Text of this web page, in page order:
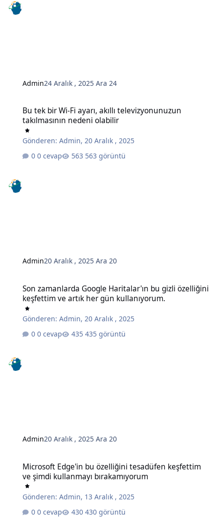
Admin24 Aralık , 2025Ara 24
Bu tek bir Wi-Fi ayarı, akıllı televizyonunuzun
takılmasının nedeni olabilir
Gönderen:Admin,20 Aralık , 2025
0 cevap
563 görüntü
Admin20 Aralık , 2025Ara 20
Son zamanlarda Google Haritalar'ın bu gizli özelliğini
keşfettim ve artık her gün kullanıyorum.
Gönderen:Admin,20 Aralık , 2025
0 cevap
435 görüntü
Admin20 Aralık , 2025Ara 20
Microsoft Edge'in bu özelliğini tesadüfen keşfettim
ve şimdi kullanmayı bırakamıyorum
Gönderen:Admin, 13 Aralık , 2025
0 cevap
430 görüntü